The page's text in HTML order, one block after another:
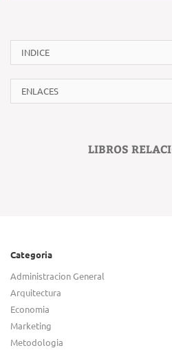
INDICE
ENLACES
LIBROS
Categoria
Administracion General
Arquitectura
Economia
Marketing
Metodologia